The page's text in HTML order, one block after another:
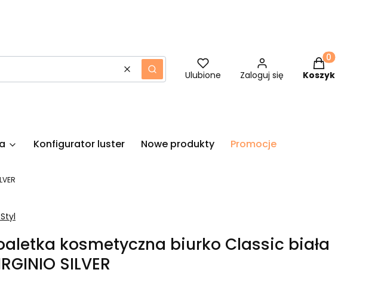
WyczyśćSzukaj Ulubione Zaloguj się
Produkty w
Koszyk
Konfigurator luster Nowe produkty Promocje
kosmetyczna biurko Classic biała
SILVER